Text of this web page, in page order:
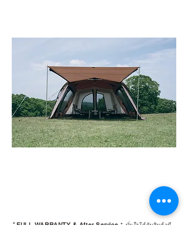
*FULL WARRANTY & After Service * มั่นใจได้กับสินค้ามี